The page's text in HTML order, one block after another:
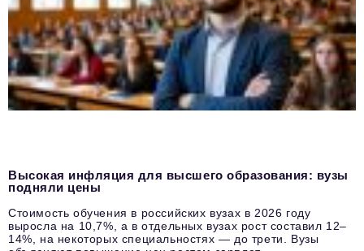
Высокая инфляция для высшего образования: вузы
подняли цены
Стоимость обучения в российских вузах в 2026 году
выросла на 10,7%, а в отдельных вузах рост составил 12–
14%, на некоторых специальностях — до трети. Вузы